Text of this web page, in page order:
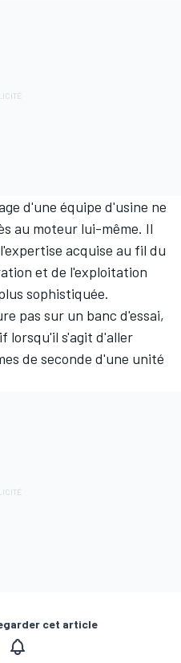
d'une équipe d'usine ne
au moteur lui-même. Il
acquise au fil du
et de l'exploitation
sophistiquée.
pas sur un banc d'essai,
lorsqu'il s'agit d'aller
de seconde d'une unité
cet article